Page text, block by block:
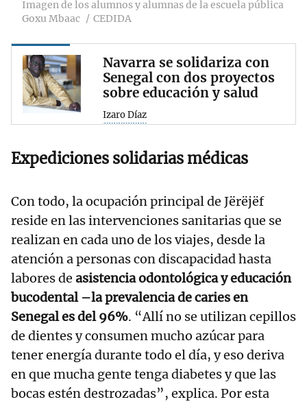
Imagen de los alumnos y alumnas de la escuela pública
Goxu Mbaac
CEDIDA
Navarra se solidariza con
Senegal con dos proyectos
sobre educación y salud
Izaro Díaz
Expediciones solidarias médicas
Con todo, la ocupación principal de Jërëjëf
reside en las intervenciones sanitarias que se
realizan en cada uno de los viajes, desde la
atención a personas con discapacidad hasta
labores de asistencia odontológica y educación
bucodental –la prevalencia de caries en
Senegal es del 96%. “Allí no se utilizan cepillos
de dientes y consumen mucho azúcar para
tener energía durante todo el día, y eso deriva
en que mucha gente tenga diabetes y que las
bocas estén destrozadas”, explica. Por esta